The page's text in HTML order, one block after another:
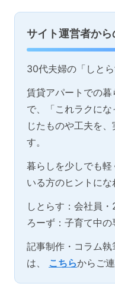
サイト運営者か
30代夫婦の「しと
賃貸アパートでの
で、「これラクに
じたものや工夫を
す。
暮らしを少しでも
いる方のヒントにな
しとらす：会社員
ろーず：子育て中の
記事制作・コラム
は、 こちらからご